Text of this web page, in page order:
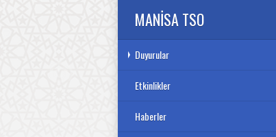
MANİSA TSO
Duyurular
Etkinlikler
Haberler